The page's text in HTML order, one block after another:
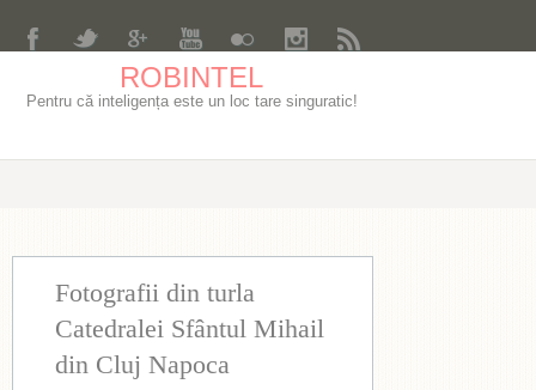
ROBINTEL
Pentru că inteligența este un loc tare singuratic!
Fotografii din turla
Catedralei Sfântul Mihail
din Cluj Napoca